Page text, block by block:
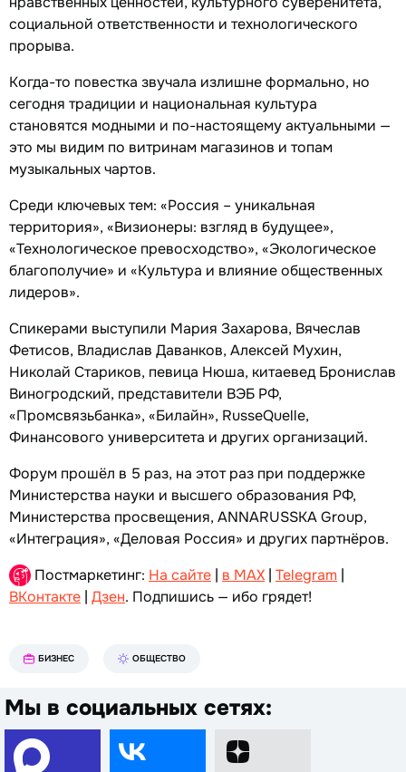
социальной ответственности и технологического
прорыва.
Когда-то повестка звучала излишне формально, но
сегодня традиции и национальная культура
становятся модными и по-настоящему актуальными —
это мы видим по витринам магазинов и топам
музыкальных чартов.
Среди ключевых тем: «Россия – уникальная
территория», «Визионеры: взгляд в будущее»,
«Технологическое превосходство», «Экологическое
благополучие» и «Культура и влияние общественных
лидеров».
Спикерами выступили Мария Захарова, Вячеслав
Фетисов, Владислав Даванков, Алексей Мухин,
Николай Стариков, певица Нюша, китаевед Бронислав
Виногродский, представители ВЭБ РФ,
«Промсвязьбанка», «Билайн», RusseQuelle,
Финансового университета и других организаций.
Форум прошёл в 5 раз, на этот раз при поддержке
Министерства науки и высшего образования РФ,
Министерства просвещения, ANNARUSSKA Group,
«Интеграция», «Деловая Россия» и других партнёров.
Постмаркетинг: На сайте | в MAX | Telegram |
ВКонтакте | Дзен. Подпишись — ибо грядет!
БИЗНЕС ОБЩЕСТВО
Мы в социальных сетях: